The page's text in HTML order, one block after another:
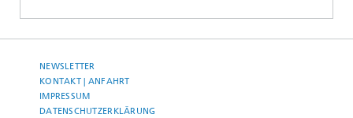
NEWSLETTER
KONTAKT | ANFAHRT
IMPRESSUM
DATENSCHUTZERKLÄRUNG